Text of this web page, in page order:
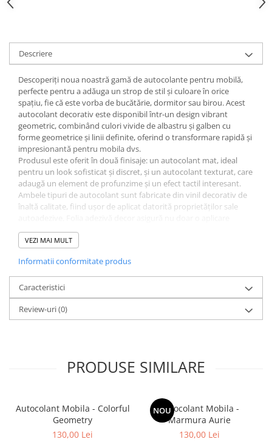
Descriere
Descoperiți noua noastră gamă de autocolante pentru mobilă,
perfecte pentru a adăuga un strop de stil și culoare în orice
spațiu, fie că este vorba de bucătărie, dormitor sau birou. Acest
autocolant decorativ este disponibil într-un design vibrant
geometric, combinând culori vivide de albastru și galben cu
forme geometrice și linii definite, oferind o transformare rapidă și
impresionantă pentru mobila dvs.
Produsul este oferit în două finisaje: un autocolant mat, ideal
pentru un look sofisticat și discret, și un autocolant texturat, care
adaugă un element de profunzime și un efect tactil interesant.
Ambele tipuri de autocolant sunt fabricate din vinil decorativ de
înaltă calitate, fiind ușor de aplicat datorită proprietăților sale
simplă, dar și o rezistență ridicată în timp, protejând mobila
împotriva uzurii și a zgârieturilor.
autocolant vine ca o soluție excelentă pentru cei care doresc să își
reînnoiască decorul fără a investi în piese noi de mobilier. Fie că
doriți să revitalizați un frigider, să adăugați un nou aspect unei uși
de interior sau să oferiți un nou suflu pentru blatul de bucătărie,
autocolantul nostru este alegerea perfectă.
VEZI MAI MULT
Informatii conformitate produs
Caracteristici
Review-uri(0)
PRODUSE SIMILARE
Autocolant Mobila - Colorful
Geometry
130,00 Lei
NOU
Autocolant Mobila -
Marmura Aurie
130,00 Lei